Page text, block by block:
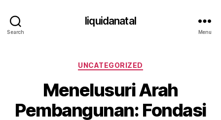
Search
liquidanatal
Menu
Categories
UNCATEGORIZED
Menelusuri Arah
Pembangunan: Fondasi